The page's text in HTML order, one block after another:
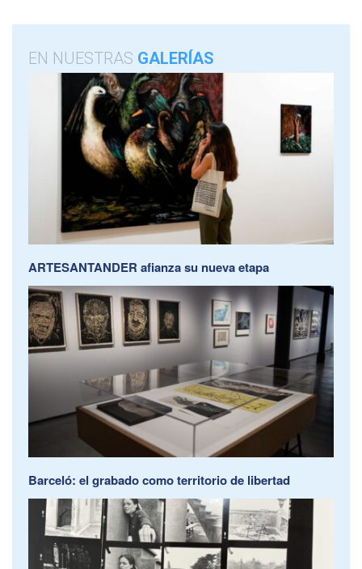
EN NUESTRAS GALERÍAS
ARTESANTANDER afianza su nueva etapa
Barceló: el grabado como territorio de libertad